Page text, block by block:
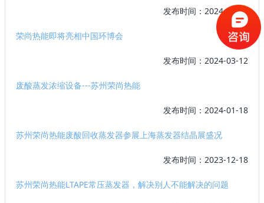
发布时间：2024-04-24
荣尚热能即将亮相中国环博会
发布时间：2024-03-12
废酸蒸发浓缩设备---苏州荣尚热能
发布时间：2024-01-18
苏州荣尚热能废酸回收蒸发器参展上海蒸发器结晶展盛况
发布时间：2023-12-18
苏州荣尚热能LTAPE常压蒸发器，解决别人不能解决的问题